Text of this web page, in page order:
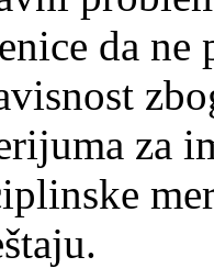
da ne
za